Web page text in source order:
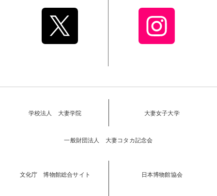
学校法人 大妻学院 大妻女子大学
一般財団法人 大妻コタカ記念会
文化庁 博物館総合サイト 日本博物館協会